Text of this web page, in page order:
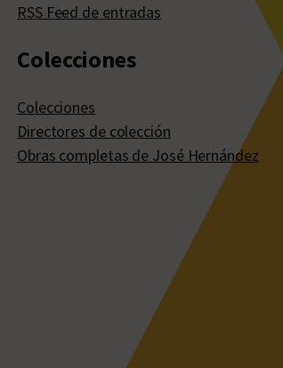
RSS Feed de entradas
Colecciones
Colecciones
Directores de colección
Obras completas de José Hernández